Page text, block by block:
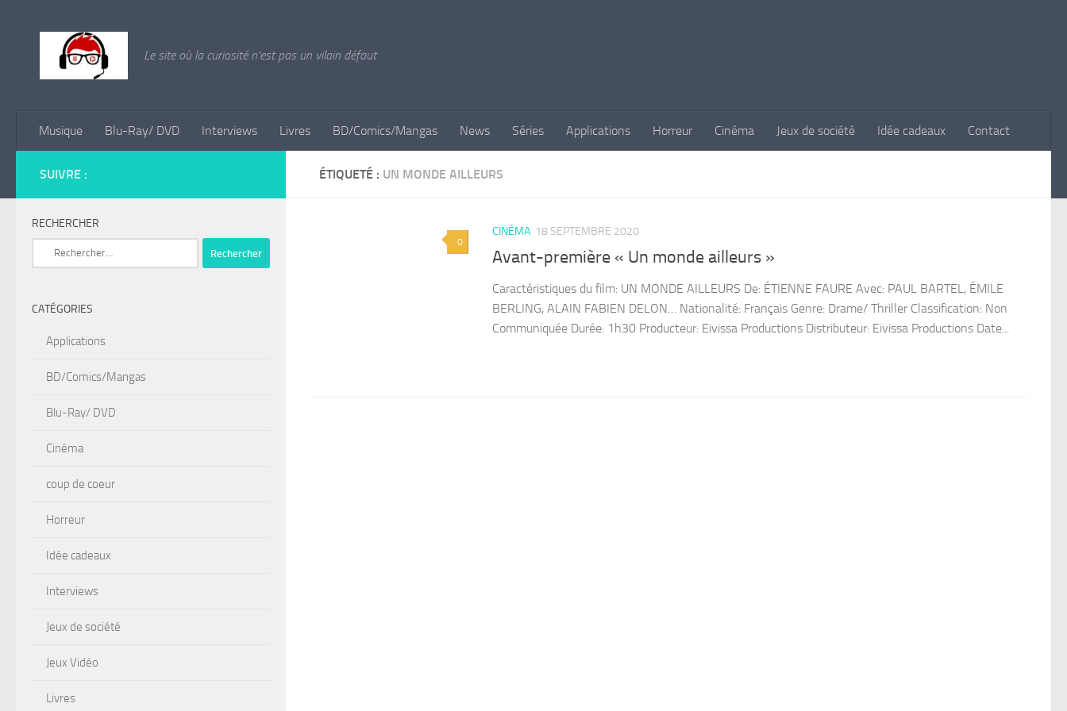
Le site où la curiosité n'est pas un vilain défaut
Musique Blu-Ray/ DVD Interviews Livres BD/Comics/Mangas News Séries Applications Horreur Cinéma Jeux de société Idée cadeaux Contact
ÉTIQUETÉ : UN MONDE AILLEURS
0
CINÉMA 18 SEPTEMBRE 2020
Avant-première « Un monde ailleurs »
Caractéristiques du film: UN MONDE AILLEURS De: ÉTIENNE FAURE Avec: PAUL BARTEL, ÉMILE
BERLING, ALAIN FABIEN DELON… Nationalité: Français Genre: Drame/ Thriller Classification: Non
Communiquée Durée: 1h30 Producteur: Eivissa Productions Distributeur: Eivissa Productions Date...
SUIVRE :
RECHERCHER
Rechercher :
CATÉGORIES
Applications
BD/Comics/Mangas
Blu-Ray/ DVD
Cinéma
coup de coeur
Horreur
Idée cadeaux
Interviews
Jeux de société
Jeux Vidéo
Livres